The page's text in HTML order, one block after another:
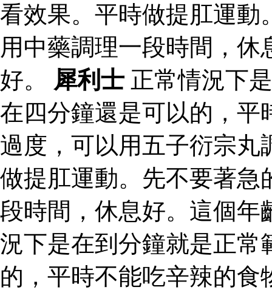
看效果。平時做提肛運動
用中藥調理一段時間，
好。 犀利士 正常情況下
在四分鐘還是可以的，平
過度，可以用五子衍宗丸
做提肛運動。先不要著急
段時間，休息好。這個年
況下是在到分鐘就是正常
的，平時不能吃辛辣的